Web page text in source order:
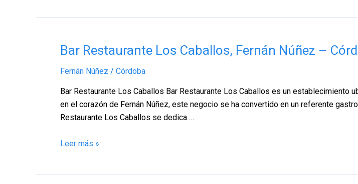
Bar Restaurante Los Caballos, Fernán Núñez –
Fernán Núñez / Córdoba
Bar Restaurante Los Caballos Bar Restaurante Los Caballos es un establecimiento
en el corazón de Fernán Núñez, este negocio se ha convertido en un referente
Restaurante Los Caballos se dedica …
Bar
Los
Caballos,
Fernán
Núñez
Córdoba
Leer más »